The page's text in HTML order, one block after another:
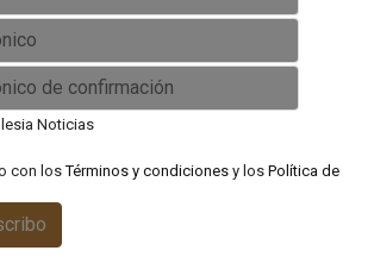
Noticias
con losTérminos y condicionesy los Política de